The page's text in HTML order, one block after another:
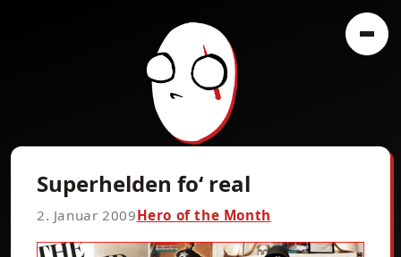
Superhelden fo‘ real
2. Januar 2009Hero of the Month